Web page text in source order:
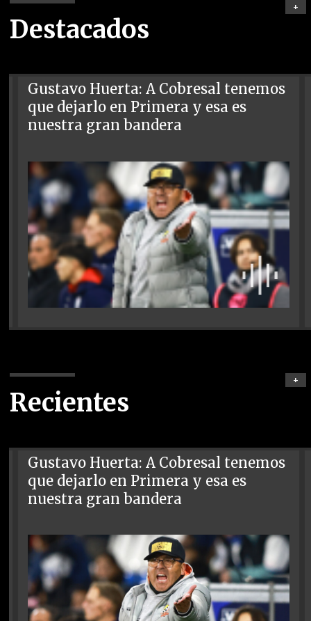
Destacados
+
Gustavo Huerta: A Cobresal tenemos
que dejarlo en Primera y esa es
nuestra gran bandera
Recientes
+
Gustavo Huerta: A Cobresal tenemos
que dejarlo en Primera y esa es
nuestra gran bandera